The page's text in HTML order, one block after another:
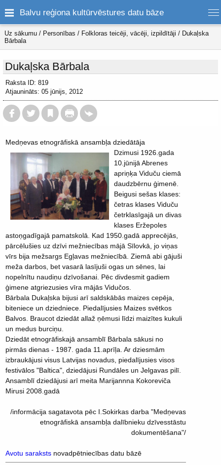
Balvu reģiona kultūrvēstures datu bāze
Uz sākumu / Personības / Folkloras teicēji, vācēji, izpildītāji / Dukaļska
Bārbala
Dukaļska Bārbala
Raksta ID: 819
Atjaunināts: 05 jūnijs, 2012
Medņevas etnogrāfiskā ansambļa dziedātāja
Dzimusi 1926.gada
10.jūnijā Abrenes
apriņķa Viduču ciemā
daudzbērnu ģimenē.
Beigusi sešas klases:
četras klases Viduču
četrklasīgajā un divas
klases Eržepoles
astoņgadīgajā pamatskolā. Kad 1950.gadā apprecējās,
pārcēlušies uz dzīvi mežniecības mājā Sīlovkā, jo viņas
vīrs bija mežsargs Egļavas mežniecībā. Ziemā abi gājuši
meža darbos, bet vasarā lasījuši ogas un sēnes, lai
nopelnītu naudiņu dzīvošanai. Pēc divdesmit gadiem
ģimene atgriezusies vīra mājās Vidučos.
Bārbala Dukaļska bijusi arī saldskābās maizes cepēja,
biteniece un dziedniece. Piedalījusies Maizes svētkos
Balvos. Braucot dziedāt allaž ņēmusi līdzi maizītes kukuli
un medus burciņu.
Dziedāt etnogrāfiskajā ansamblī Bārbala sākusi no
pirmās dienas - 1987. gada 11.aprīļa. Ar dziesmām
izbraukājusi visus Latvijas novadus, piedalījusies visos
festivālos "Baltica", dziedājusi Rundāles un Jelgavas pilī.
Ansamblī dziedājusi arī meita Marijannna Kokoreviča
Mirusi 2008.gadā
/informācija sagatavota pēc I.Sokirkas darba "Medņevas
etnogrāfiskā ansambļa dalībnieku dzīvesstāstu
dokumentēšana"/
Avotu saraksts novadpētniecības datu bāzē